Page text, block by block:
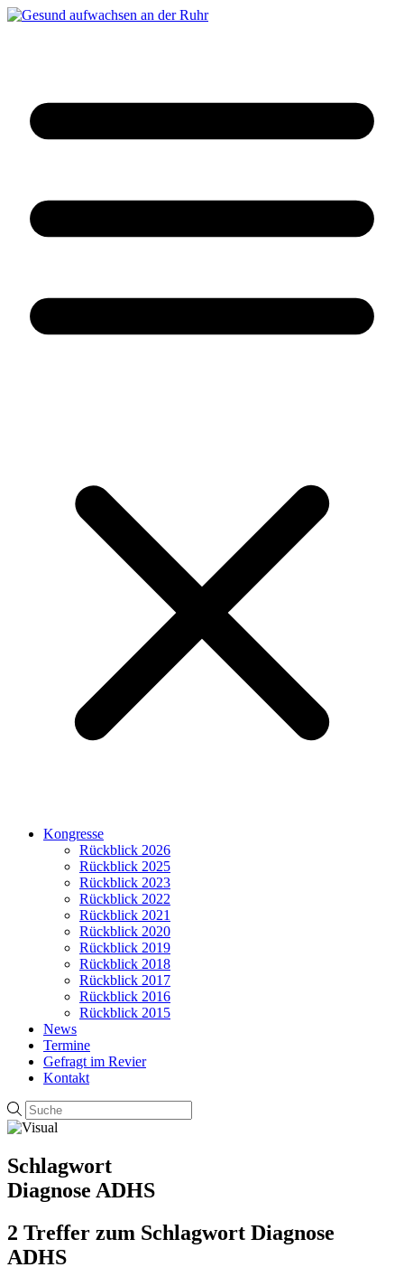
Kongresse
Rückblick 2026
Rückblick 2025
Rückblick 2023
Rückblick 2022
Rückblick 2021
Rückblick 2020
Rückblick 2019
Rückblick 2018
Rückblick 2017
Rückblick 2016
Rückblick 2015
News
Termine
Gefragt im Revier
Kontakt
Schlagwort
Diagnose ADHS
2 Treffer zum Schlagwort Diagnose
ADHS